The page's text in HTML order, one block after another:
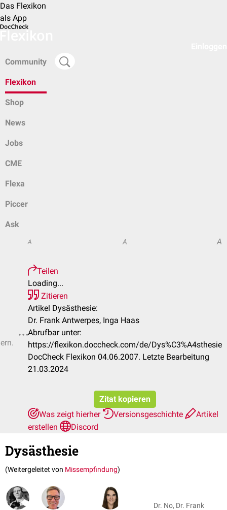
Das Flexikon
als App
Community
Flexikon
Shop
News
Jobs
CME
Flexa
Piccer
Ask
A A A
Teilen
Loading...
Zitieren
Artikel Dysästhesie:
Dr. Frank Antwerpes, Inga Haas
Abrufbar unter:
https://flexikon.doccheck.com/de/Dys%C3%A4sthesie
DocCheck Flexikon 04.06.2007. Letzte Bearbeitung
21.03.2024
Zitat kopieren
Was zeigt hierher
Versionsgeschichte
Artikel
erstellen
Discord
Dysästhesie
(Weitergeleitet von Missempfindung)
Dr. No, Dr. Frank